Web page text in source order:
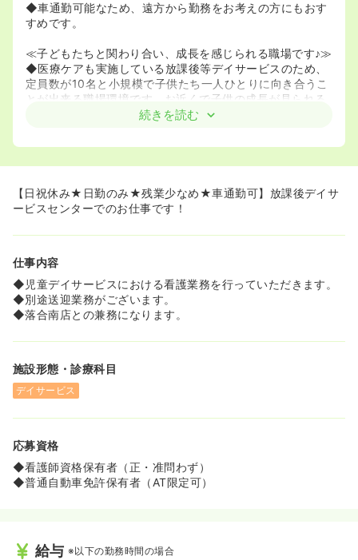
◆車通勤可能なため、遠方から勤務をお考えの方にもおす
すめです。
≪子どもたちと関わり合い、成長を感じられる職場です♪≫
◆医療ケアも実施している放課後等デイサービスのため、
定員数が10名と小規模で子供たち一人ひとりに向き合うこ
とが出来る職場環境です。お近くで子供の成長が見られる
ことにやりがいを感じる方におすすめです。
を目指している施設になります。子供たちと関わりながら
続きを読む
【日祝休み★日勤のみ★残業少なめ★車通勤可】放課後デイサ
ービスセンターでのお仕事です！
仕事内容
◆児童デイサービスにおける看護業務を行っていただきます。
◆別途送迎業務がございます。
◆落合南店との兼務になります。
施設形態・診療科目
デイサービス
応募資格
◆看護師資格保有者（正・准問わず）
◆普通自動車免許保有者（AT限定可）
給与 ※以下の勤務時間の場合